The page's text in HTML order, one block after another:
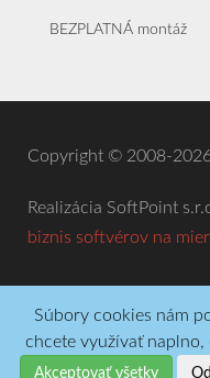
BEZPLATNÁ montáž
Copyright © 2008-
Realizácia SoftPoint
biznis softvérov na
Súbory cookies nám
chcete využívať naplno,
Akceptovať všetky